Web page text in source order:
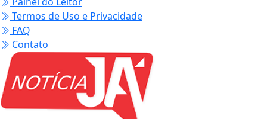
Termos de Uso e Privacidade
FAQ
Contato